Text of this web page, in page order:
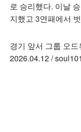
로 승리했다. 이날
지했고 3연패에서
경기 앞서 그룹 오
2026.04.12 /